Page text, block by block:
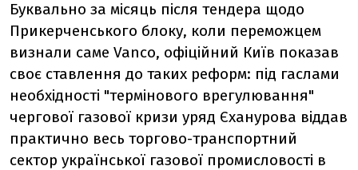
Буквально за місяць після тендера щодо
Прикерченського блоку, коли переможцем
визнали саме Vanco, офіційний Київ показав
своє ставлення до таких реформ: під гаслами
необхідності "термінового врегулювання"
чергової газової кризи уряд Єханурова віддав
практично весь торгово-транспортний
сектор української газової промисловості в